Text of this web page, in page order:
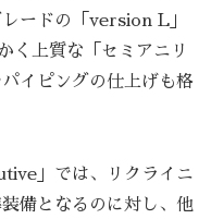
ードの「version L」
く上質な「セミアニリ
イピングの仕上げも格
」では、リクライニ
備となるのに対し、他